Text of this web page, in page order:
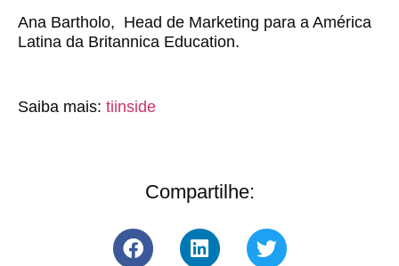
Ana Bartholo, Head de Marketing para a América
Latina da Britannica Education.
Saiba mais: tiinside
Compartilhe: